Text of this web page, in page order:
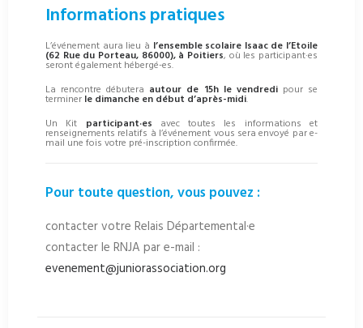
Informations pratiques
L’événement aura lieu à l’ensemble scolaire Isaac de l’Etoile
(62 Rue du Porteau, 86000), à Poitiers, où les participant·es
seront également hébergé-es.
La rencontre débutera autour de 15h le vendredipour se
terminer le dimanche en début d’après-midi.
Un Kit participant·es avec toutes les informations et
renseignements relatifs à l’événement vous sera envoyé par e-
mail une fois votre pré-inscription confirmée.
Pour toute question, vous pouvez :
contacter votre Relais Départemental·e
contacter le RNJA par e-mail :
evenement@juniorassociation.org